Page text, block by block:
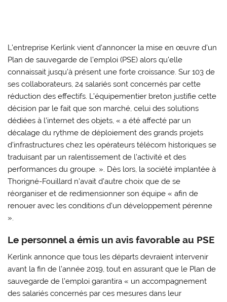
L’entreprise Kerlink vient d’annoncer la mise en œuvre d’un
Plan de sauvegarde de l’emploi (PSE) alors qu’elle
connaissait jusqu’à présent une forte croissance. Sur 103 de
ses collaborateurs, 24 salariés sont concernés par cette
réduction des effectifs. L’équipementier breton justifie cette
décision par le fait que son marché, celui des solutions
dédiées à l’internet des objets, « a été affecté par un
décalage du rythme de déploiement des grands projets
d’infrastructures chez les opérateurs télécom historiques se
traduisant par un ralentissement de l’activité et des
performances du groupe. ». Dès lors, la société implantée à
Thorigné-Fouillard n’avait d’autre choix que de se
réorganiser et de redimensionner son équipe « afin de
renouer avec les conditions d’un développement pérenne
».
Le personnel a émis un avis favorable au PSE
Kerlink annonce que tous les départs devraient intervenir
avant la fin de l’année 2019, tout en assurant que le Plan de
sauvegarde de l’emploi garantira « un accompagnement
des salariés concernés par ces mesures dans leur